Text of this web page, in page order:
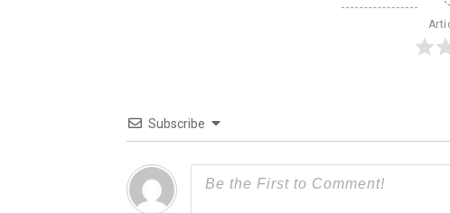
Subscribe